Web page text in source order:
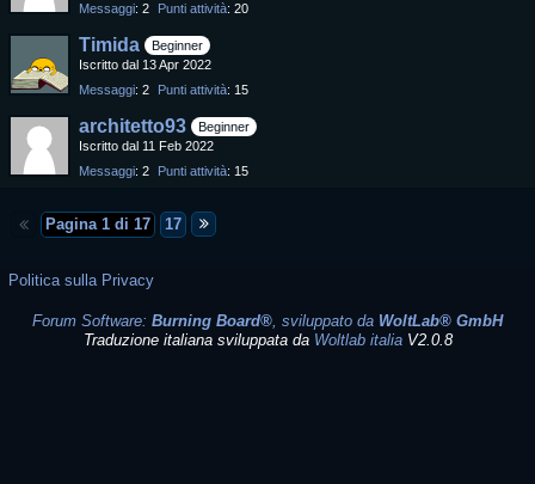
Messaggi 2 Punti attività 20
Timida
Beginner
Iscritto dal 13 Apr 2022
Messaggi 2 Punti attività 15
architetto93
Beginner
Iscritto dal 11 Feb 2022
Messaggi 2 Punti attività 15
Pagina 1 di 17 17
Politica sulla Privacy
Forum Software: Burning Board®, sviluppato da WoltLab® GmbH
Traduzione italiana sviluppata da Woltlab italiaV2.0.8